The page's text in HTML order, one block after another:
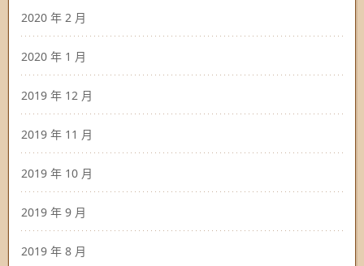
2020 年 2 月
2020 年 1 月
2019 年 12 月
2019 年 11 月
2019 年 10 月
2019 年 9 月
2019 年 8 月